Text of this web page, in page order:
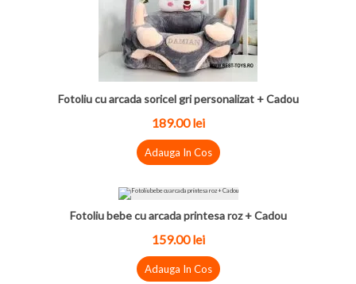
Fotoliu cu arcada soricel gri personalizat + Cadou
189.00lei
Adauga In Cos
Fotoliu bebe cu arcada printesa roz + Cadou
159.00lei
Adauga In Cos